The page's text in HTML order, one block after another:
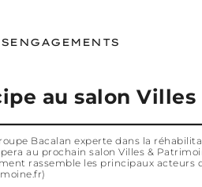
ENGAGEMENTS
au salon
Bacalan experte dans la
au prochain salon Villes &
rassemble les principaux acteurs
)